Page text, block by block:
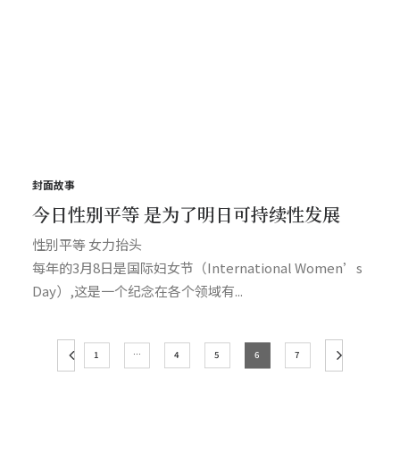
封面故事
今日性别平等 是为了明日可持续性发展
性别平等 女力抬头
每年的3月8日是国际妇女节（International Women’s
Day）,这是一个纪念在各个领域有...
1 … 4 5 6 7